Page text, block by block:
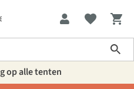
op alle tenten